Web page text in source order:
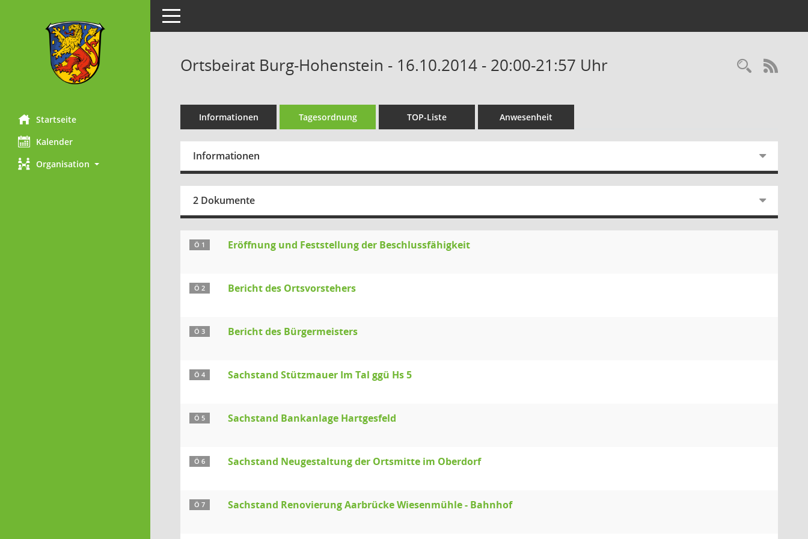
Startseite
Kalender
Organisation
Toggle navigation
Ortsbeirat Burg-Hohenstein - 16.10.2014 - 20:00-21:57 Uhr
Informationen Tagesordnung TOP-Liste Anwesenheit
Informationen
2 Dokumente
Ö 1 Eröffnung und Feststellung der Beschlussfähigkeit
Ö 2 Bericht des Ortsvorstehers
Ö 3 Bericht des Bürgermeisters
Ö 4 Sachstand Stützmauer Im Tal ggü Hs 5
Ö 5 Sachstand Bankanlage Hartgesfeld
Ö 6 Sachstand Neugestaltung der Ortsmitte im Oberdorf
Ö 7 Sachstand Renovierung Aarbrücke Wiesenmühle - Bahnhof